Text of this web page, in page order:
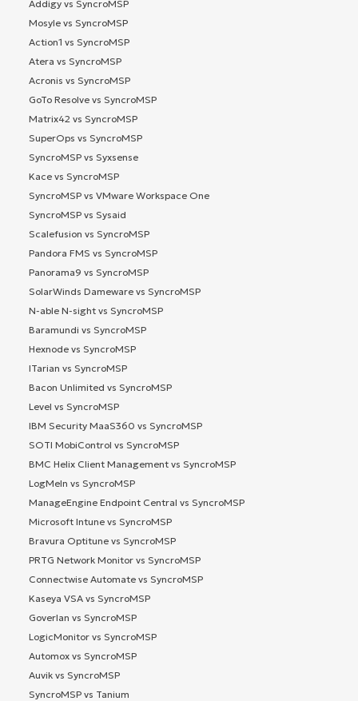
Addigy vs SyncroMSP
Mosyle vs SyncroMSP
Action1 vs SyncroMSP
Atera vs SyncroMSP
Acronis vs SyncroMSP
GoTo Resolve vs SyncroMSP
Matrix42 vs SyncroMSP
SuperOps vs SyncroMSP
SyncroMSP vs Syxsense
Kace vs SyncroMSP
SyncroMSP vs VMware Workspace One
SyncroMSP vs Sysaid
Scalefusion vs SyncroMSP
Pandora FMS vs SyncroMSP
Panorama9 vs SyncroMSP
SolarWinds Dameware vs SyncroMSP
N-able N-sight vs SyncroMSP
Baramundi vs SyncroMSP
Hexnode vs SyncroMSP
ITarian vs SyncroMSP
Bacon Unlimited vs SyncroMSP
Level vs SyncroMSP
IBM Security MaaS360 vs SyncroMSP
SOTI MobiControl vs SyncroMSP
BMC Helix Client Management vs SyncroMSP
LogMeIn vs SyncroMSP
ManageEngine Endpoint Central vs SyncroMSP
Microsoft Intune vs SyncroMSP
Bravura Optitune vs SyncroMSP
PRTG Network Monitor vs SyncroMSP
Connectwise Automate vs SyncroMSP
Kaseya VSA vs SyncroMSP
Goverlan vs SyncroMSP
LogicMonitor vs SyncroMSP
Automox vs SyncroMSP
Auvik vs SyncroMSP
SyncroMSP vs Tanium